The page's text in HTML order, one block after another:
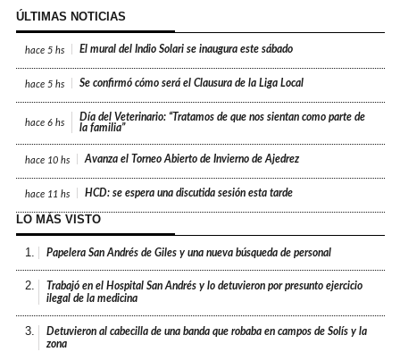
ÚLTIMAS NOTICIAS
hace 5 hs El mural del Indio Solari se inaugura este sábado
hace 5 hs Se confirmó cómo será el Clausura de la Liga Local
hace 6 hs
Día del Veterinario: “Tratamos de que nos sientan como parte de
la familia”
hace 10 hs Avanza el Torneo Abierto de Invierno de Ajedrez
hace 11 hs HCD: se espera una discutida sesión esta tarde
LO MÁS VISTO
1. Papelera San Andrés de Giles y una nueva búsqueda de personal
2.
Trabajó en el Hospital San Andrés y lo detuvieron por presunto ejercicio
ilegal de la medicina
3.
Detuvieron al cabecilla de una banda que robaba en campos de Solís y la
zona